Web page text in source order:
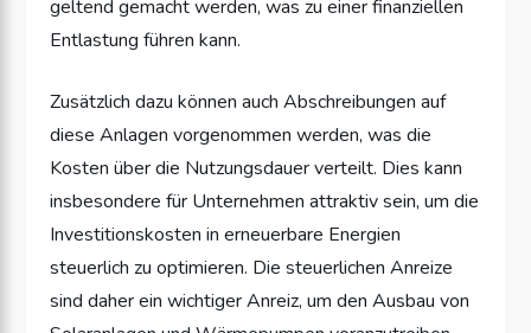
geltend gemacht werden, was zu einer finanziellen
Entlastung führen kann.
Zusätzlich dazu können auch Abschreibungen auf
diese Anlagen vorgenommen werden, was die
Kosten über die Nutzungsdauer verteilt. Dies kann
insbesondere für Unternehmen attraktiv sein, um die
Investitionskosten in erneuerbare Energien
steuerlich zu optimieren. Die steuerlichen Anreize
sind daher ein wichtiger Anreiz, um den Ausbau von